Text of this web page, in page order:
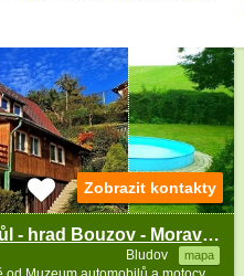
Chata Vlčí Důl - hrad Bouzov - Morava - Jeseníky
Bludov mapa
Zobrazit kontakty